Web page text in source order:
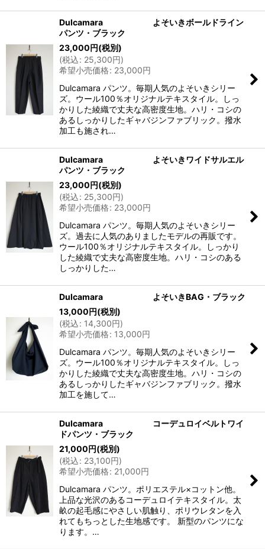
Dulcamara よそいきボールドライン
パンツ・ブラック
23,000円(税別)
(税込: 25,300円)
希望小売価格: 23,000円
Dulcamara パンツ。毎期人気のよそいきシリー
ズ。ウール100％オリジナルテキスタイル。しっ
かりした綾織で丈夫な高密度生地。ハリ・コシの
あるしっかりしたギャバジンファブリック。撥水
加工も施され…
Dulcamara よそいきワイドサルエル
パンツ・ブラック
23,000円(税別)
(税込: 25,300円)
希望小売価格: 23,000円
Dulcamara パンツ。毎期人気のよそいきシリー
ズ。過去に人気のありましたモデルの再販です。
ウール100％オリジナルテキスタイル。しっかり
した綾織で丈夫な高密度生地。ハリ・コシのある
しっかりした…
Dulcamara よそいきBAG・ブラック
13,000円(税別)
(税込: 14,300円)
希望小売価格: 13,000円
Dulcamara パンツ。毎期人気のよそいきシリー
ズ。ウール100％オリジナルテキスタイル。しっ
かりした綾織で丈夫な高密度生地。ハリ・コシの
あるしっかりしたギャバジンファブリック。撥水
加工を施して…
Dulcamara コーデュロイベルトワイ
ドパンツ・ブラック
21,000円(税別)
(税込: 23,100円)
希望小売価格: 21,000円
Dulcamara パンツ。ポリエステル×コットン他。
上品な光沢のあるコーデュロイテキスタイル。太
畝の起毛感にやさしい肌触り、ポリウレタンを入
れてもちっとした生地感です。 新型のパンツにな
ります。…